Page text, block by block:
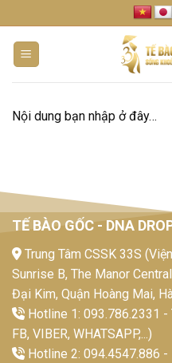
to
content
Nội dung bạn nhập ở đây…
TẾ BÀO GỐC - DNA
Trung Tâm CSSK 33S
Sunrise B, The Manor
Đại Kim, Quận Hoàng Mai,
Hotline 1: 093.786.2331 -
FB, VIBER, WHATSAPP,...)
Hotline 2: 094.4547.886 -